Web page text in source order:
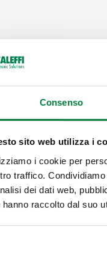
Consenso
sito web utilizza i
i cookie per
traffico.
dei dati web,
hanno raccolto dal suo
di riferimento per
industriale e
le ultime tendenze
termica
alla connessione con